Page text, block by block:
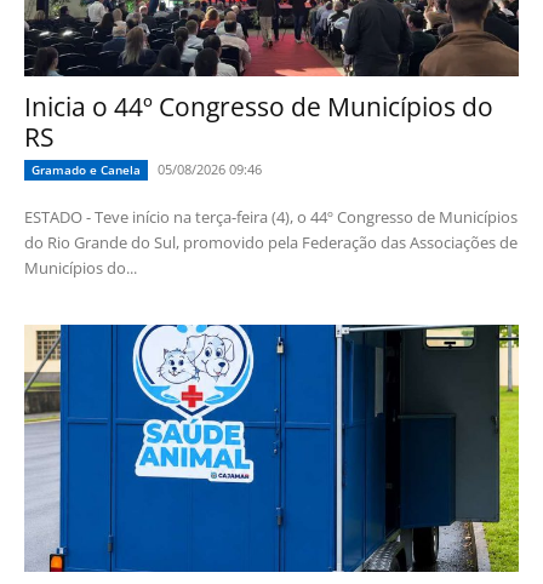
Inicia o 44º Congresso de Municípios do
RS
Gramado e Canela 05/08/2026 09:46
ESTADO - Teve início na terça-feira (4), o 44º Congresso de Municípios
do Rio Grande do Sul, promovido pela Federação das Associações de
Municípios do...